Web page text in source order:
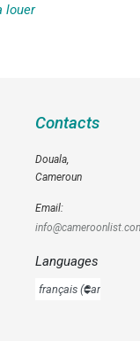
louer
Contacts
Douala,
Cameroun
Email:
Languages